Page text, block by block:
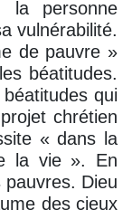
la personne
vulnérabilité.
de pauvre »
béatitudes.
béatitudes qui
chrétien
« dans la
la vie ». En
Dieu
des cieux